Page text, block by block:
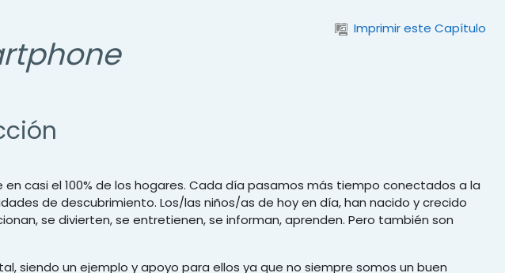
Imprimir este Capítulo
casi el 100% de los hogares. Cada día pasamos más tiempo conectados a la
de descubrimiento. Los/las niños/as de hoy en día, han nacido y crecido
se divierten, se entretienen, se informan, aprenden. Pero también son
siendo un ejemplo y apoyo para ellos ya que no siempre somos un buen